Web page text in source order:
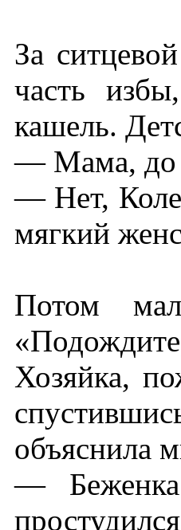
За
часть
кашель.
— Мама, до
— Нет,
мягкий
Потом
Хозяйка,
объяснила
—